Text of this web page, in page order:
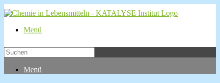
Menü
Menü